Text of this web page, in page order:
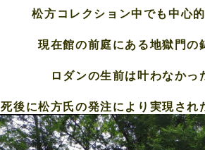
松方コレクション中でも中心
現在館の前庭にある地獄門の
ロダンの生前は叶わなかっ
死後に松方氏の発注により実現され